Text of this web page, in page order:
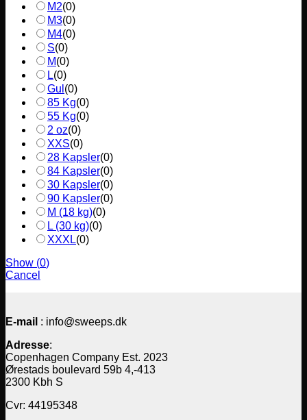
M2(0)
M3(0)
M4(0)
S(0)
M(0)
L(0)
Gul (0)
85 Kg(0)
55 Kg(0)
2 oz(0)
XXS(0)
28 Kapsler(0)
84 Kapsler(0)
30 Kapsler(0)
90 Kapsler(0)
M (18 kg)(0)
L (30 kg)(0)
XXXL(0)
Show (0)
Cancel
E-mail : info@sweeps.dk
Adresse:
Copenhagen Company Est. 2023
Ørestads boulevard 59b 4,-413
2300 Kbh S
Cvr: 44195348